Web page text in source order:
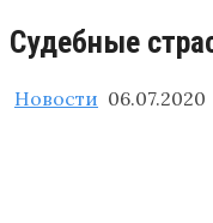
Судебные
Новости 06.07.2020